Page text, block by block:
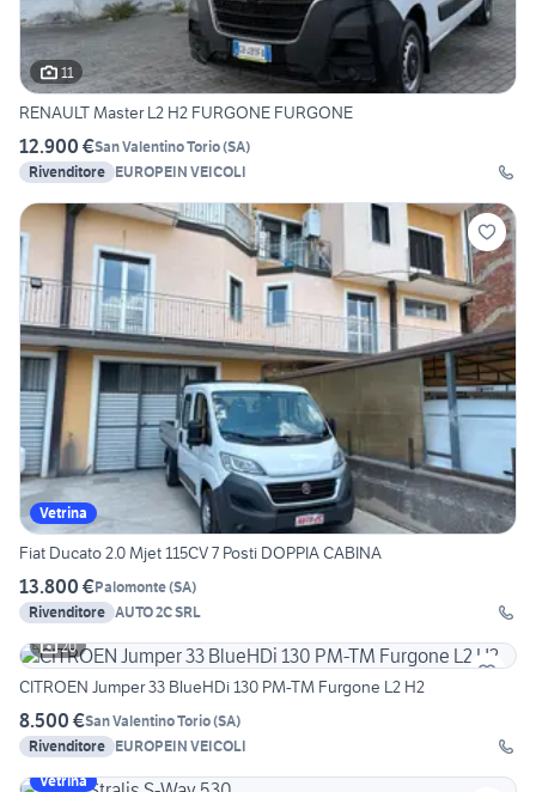
11
RENAULT Master L2 H2 FURGONE FURGONE
12.900 €San Valentino Torio(SA)
Rivenditore EUROPEIN VEICOLI
Vetrina
Fiat Ducato 2.0 Mjet 115CV 7 Posti DOPPIA CABINA
13.800 €Palomonte(SA)
Rivenditore AUTO 2C SRL
20
CITROEN Jumper 33 BlueHDi 130 PM-TM Furgone L2 H2
8.500 €San Valentino Torio(SA)
Rivenditore EUROPEIN VEICOLI
Vetrina